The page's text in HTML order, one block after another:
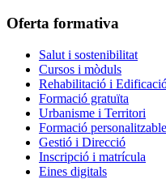
Oferta formativa
Salut i sostenibilitat
Cursos i mòduls
Rehabilitació i
Formació gratuïta
Urbanisme i Territori
Formació personalitzable
Gestió i Direcció
Inscripció i matrícula
Eines digitals